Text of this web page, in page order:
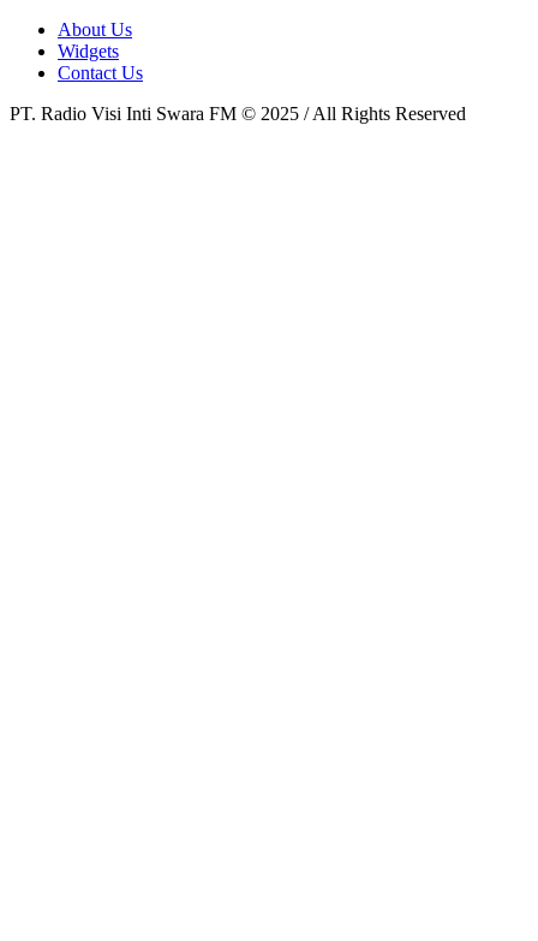
About Us
Widgets
Contact Us
PT. Radio Visi Inti Swara FM © 2025 / All Rights Reserved